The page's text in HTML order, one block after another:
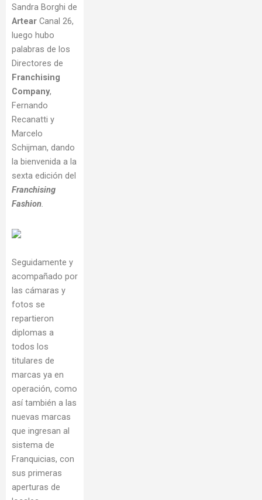
Sandra Borghi de
Artear Canal 26,
luego hubo
palabras de los
Directores de
Franchising
Company,
Fernando
Recanatti y
Marcelo
Schijman, dando
la bienvenida a la
sexta edición del
Franchising
Fashion.
Seguidamente y
acompañado por
las cámaras y
fotos se
repartieron
diplomas a
todos los
titulares de
marcas ya en
operación, como
así también a las
nuevas marcas
que ingresan al
sistema de
Franquicias, con
sus primeras
aperturas de